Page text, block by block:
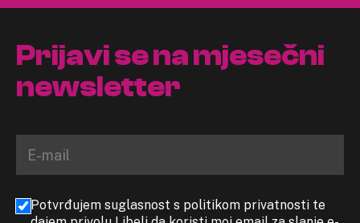
Prijavi se na mjesečni
newsletter
Potvrđujem suglasnost s politikom privatnosti te